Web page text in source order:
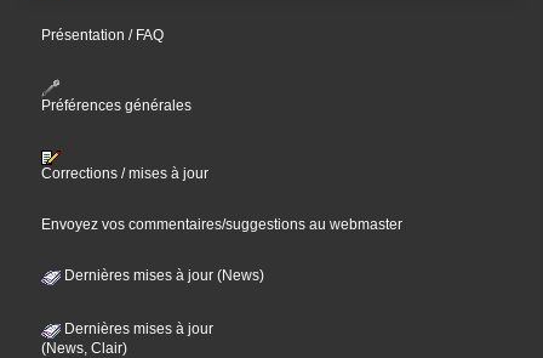
Présentation / FAQ
Préférences générales
Corrections / mises à jour
Envoyez vos commentaires/suggestions au webmaster
Dernières mises à jour (News)
Dernières mises à jour
(News, Clair)